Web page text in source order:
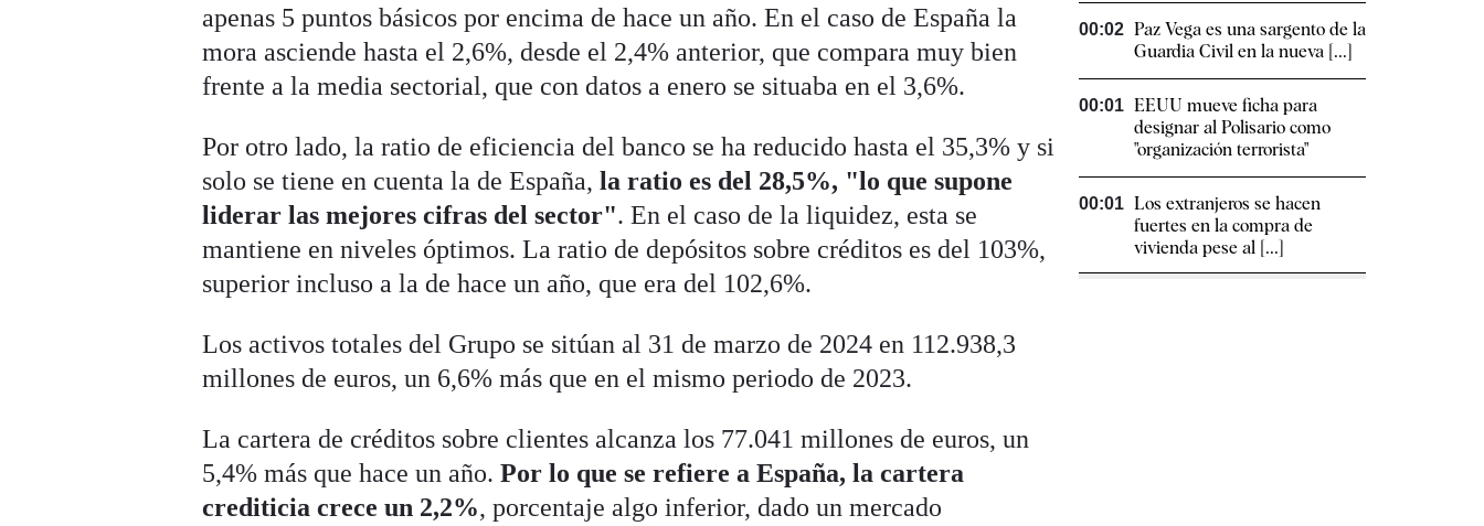
apenas 5 puntos básicos por encima de hace un año. En el caso de España la
mora asciende hasta el 2,6%, desde el 2,4% anterior, que compara muy bien
frente a la media sectorial, que con datos a enero se situaba en el 3,6%.
Por otro lado, la ratio de eficiencia del banco se ha reducido hasta el 35,3% y si
solo se tiene en cuenta la de España,la ratio es del 28,5%, "lo que supone
liderar las mejores cifras del sector". En el caso de la liquidez, esta se
mantiene en niveles óptimos. La ratio de depósitos sobre créditos es del 103%,
superior incluso a la de hace un año, que era del 102,6%.
Los activos totales del Grupo se sitúan al 31 de marzo de 2024 en 112.938,3
millones de euros, un 6,6% más que en el mismo periodo de 2023.
La cartera de créditos sobre clientes alcanza los 77.041 millones de euros, un
5,4% más que hace un año.Por lo que se refiere a España, la cartera
crediticia crece un 2,2%, porcentaje algo inferior, dado un mercado
00:02 Paz Vega es una sargento de la
Guardia Civil en la nueva [...]
00:01 EEUU mueve ficha para
designar al Polisario como
"organización terrorista"
00:01 Los extranjeros se hacen
fuertes en la compra de
vivienda pese al [...]